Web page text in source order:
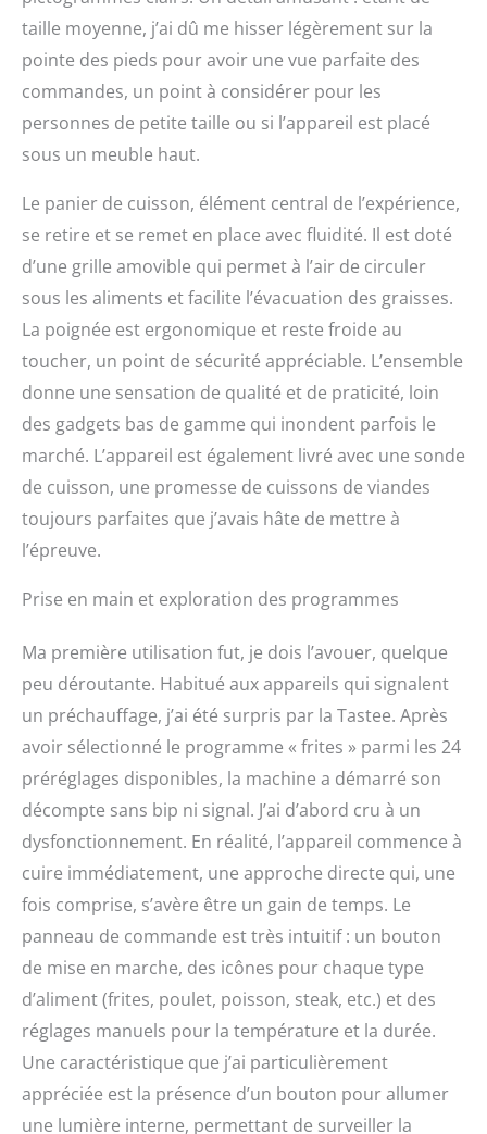
polyvalence 8 en 1 et 24
préréglages de cuisson,
notre friteuse
multifonction peut frire à
l'air, cuire lentement,
égoutter et bien plus
du poisson, du poulet, du
porc ou des frites. En
outre, les préréglages
One-Touch vous
permettent de cuire
facilement du bacon, des
ailes de poulet, du pop-
corn et bien plus encore.
Nettoyage facile avec un
dernier revêtement
PFOA/PFOS, non toxique
et antiadhésif, notre
friteuse à air est facile à
nettoyer et passe au lave-
vaisselle. Passez moins
vos repas. [Délicieux
panneau de commande
intuitif entièrement
numérique et les
préréglages rendent la
sélection rapide et facile.
Notre friteuse numérique
dispose également d'une
application qui offre plus
de 60 recettes et vous
permet d'avoir toujours
des idées alimentaires à
portée de main. Repas
sans culpabilité : profitez
de la texture croustillante
de la torréfaction
jusqu'à 95 % d'huile en
moins. Notre four à
friteuse à air comprimé
profite de toutes vos
friteuses préférées sans
culpabilité. Design
taille moyenne, j’ai dû me hisser légèrement sur la
pointe des pieds pour avoir une vue parfaite des
commandes, un point à considérer pour les
personnes de petite taille ou si l’appareil est placé
sous un meuble haut.
Le panier de cuisson, élément central de l’expérience,
se retire et se remet en place avec fluidité. Il est doté
d’une grille amovible qui permet à l’air de circuler
sous les aliments et facilite l’évacuation des graisses.
La poignée est ergonomique et reste froide au
toucher, un point de sécurité appréciable. L’ensemble
donne une sensation de qualité et de praticité, loin
des gadgets bas de gamme qui inondent parfois le
marché. L’appareil est également livré avec une sonde
de cuisson, une promesse de cuissons de viandes
toujours parfaites que j’avais hâte de mettre à
l’épreuve.
Prise en main et exploration des programmes
Ma première utilisation fut, je dois l’avouer, quelque
peu déroutante. Habitué aux appareils qui signalent
un préchauffage, j’ai été surpris par la Tastee. Après
avoir sélectionné le programme « frites » parmi les 24
préréglages disponibles, la machine a démarré son
décompte sans bip ni signal. J’ai d’abord cru à un
dysfonctionnement. En réalité, l’appareil commence à
cuire immédiatement, une approche directe qui, une
fois comprise, s’avère être un gain de temps. Le
panneau de commande est très intuitif : un bouton
de mise en marche, des icônes pour chaque type
d’aliment (frites, poulet, poisson, steak, etc.) et des
réglages manuels pour la température et la durée.
Une caractéristique que j’ai particulièrement
appréciée est la présence d’un bouton pour allumer
une lumière interne, permettant de surveiller la